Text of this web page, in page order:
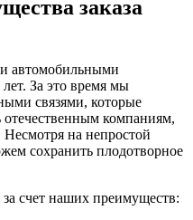
заказа
автомобильными
За это время мы
связями, которые
компаниям,
Несмотря на непростой
сохранить плодотворное
счет наших преимуществ: